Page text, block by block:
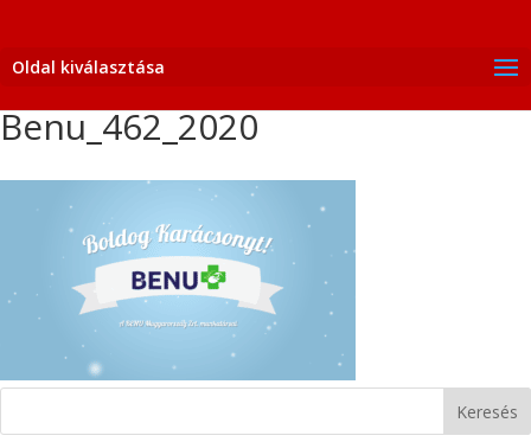
Oldal kiválasztása
Benu_462_2020